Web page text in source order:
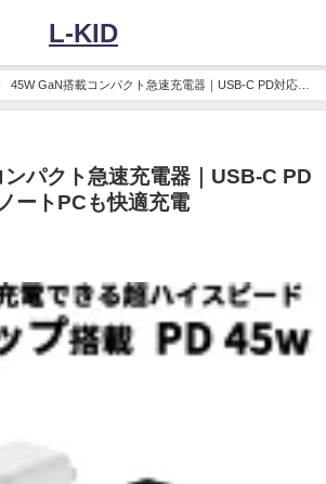
L-KID
45W GaN搭載コンパクト急速充電器｜USB-C PD対応で
パクト急速充電器｜USB-C PD
ートPCも快適充電